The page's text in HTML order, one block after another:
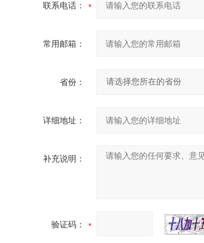
联系电话：
常用邮箱：
省份：
详细地址：
补充说明：
验证码：